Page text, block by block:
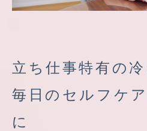
立ち仕事特有の
毎日のセルフケ
に